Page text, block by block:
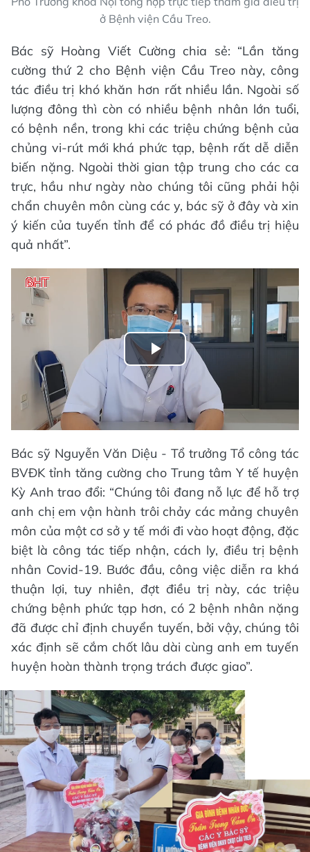
ở Bệnh viện Cầu Treo.
Bác sỹ Hoàng Viết Cường chia sẻ: “Lần tăng
cường thứ 2 cho Bệnh viện Cầu Treo này, công
tác điều trị khó khăn hơn rất nhiều lần. Ngoài số
lượng đông thì còn có nhiều bệnh nhân lớn tuổi,
có bệnh nền, trong khi các triệu chứng bệnh của
chủng vi-rút mới khá phức tạp, bệnh rất dễ diễn
biến nặng. Ngoài thời gian tập trung cho các ca
trực, hầu như ngày nào chúng tôi cũng phải hội
chẩn chuyên môn cùng các y, bác sỹ ở đây và xin
ý kiến của tuyến tỉnh để có phác đồ điều trị hiệu
quả nhất”.
Play
Video
Bác sỹ Nguyễn Văn Diệu - Tổ trưởng Tổ công tác
BVĐK tỉnh tăng cường cho Trung tâm Y tế huyện
Kỳ Anh trao đổi: “Chúng tôi đang nỗ lực để hỗ trợ
anh chị em vận hành trôi chảy các mảng chuyên
môn của một cơ sở y tế mới đi vào hoạt động, đặc
biệt là công tác tiếp nhận, cách ly, điều trị bệnh
nhân Covid-19. Bước đầu, công việc diễn ra khá
thuận lợi, tuy nhiên, đợt điều trị này, các triệu
chứng bệnh phức tạp hơn, có 2 bệnh nhân nặng
đã được chỉ định chuyển tuyến, bởi vậy, chúng tôi
xác định sẽ cắm chốt lâu dài cùng anh em tuyến
huyện hoàn thành trọng trách được giao”.